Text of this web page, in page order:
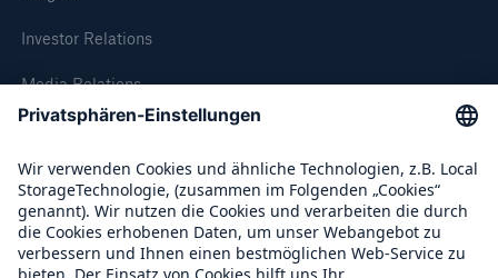
Investor Relations
Media Relations
Compliance
Über Munich Re